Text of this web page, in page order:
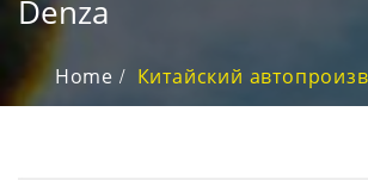
Denza
Home Китайский